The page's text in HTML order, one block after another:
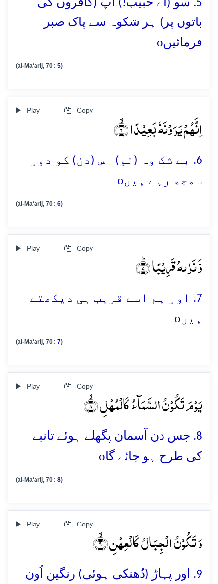
5. سو (اے حبیب!) آپ (کافروں کی
باتوں پر) ہر شکوہ سے پاک صبر
فرمائیںo
(al-Ma‘arij, 70 : 5)
Play Copy
اِنَّہُمۡ یَرَوۡنَہٗ بَعِیۡدًا ۙ﴿۶﴾
6. بے شک وہ (تو) اس (دن) کو دور
سمجھ رہے ہیںo
(al-Ma‘arij, 70 : 6)
Play Copy
وَّ نَرٰىہُ قَرِیۡبًا ؕ﴿۷﴾
7. اور ہم اسے قریب ہی دیکھتے
ہیںo
(al-Ma‘arij, 70 : 7)
Play Copy
یَوۡمَ تَکُوۡنُ السَّمَآءُ کَالۡمُہۡلِ ۙ﴿۸﴾
8. جس دن آسمان پگھلے ہوئے تانبے
کی طرح ہو جائے گاo
(al-Ma‘arij, 70 : 8)
Play Copy
وَ تَکُوۡنُ الۡجِبَالُ کَالۡعِہۡنِ ۙ﴿۹﴾
9. اور پہاڑ (دُھنکی ہوئی) رنگین اُون